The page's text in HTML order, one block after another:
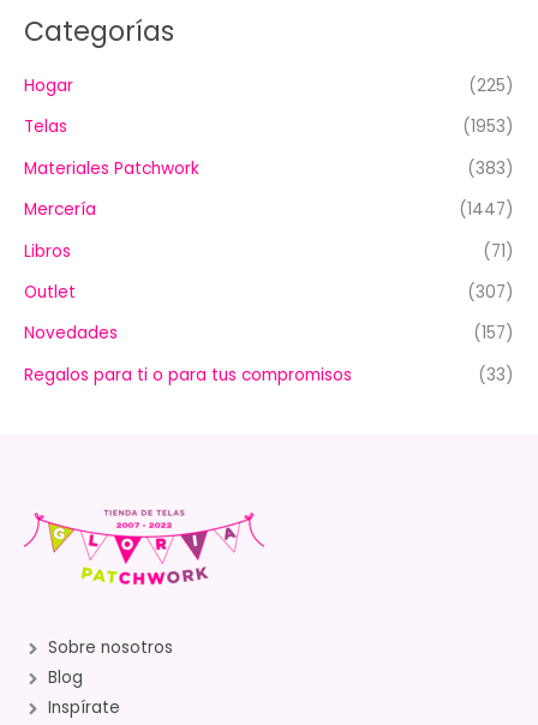
Categorías
Hogar
(225)
Telas
(1953)
Materiales Patchwork
(383)
Mercería
(1447)
Libros
(71)
Outlet
(307)
Novedades
(157)
Regalos para ti o para tus compromisos
(33)
Sobre nosotros
Blog
Inspírate